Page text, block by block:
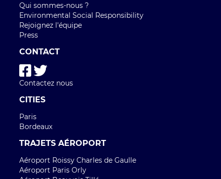
Qui sommes-nous ?
Environmental Social Responsibility
Rejoignez l'équipe
Press
CONTACT
Contactez nous
CITIES
Paris
Bordeaux
TRAJETS AÉROPORT
Aéroport Roissy Charles de Gaulle
Aéroport Paris Orly